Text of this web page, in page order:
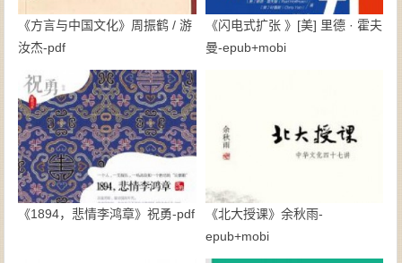
《方言与中国文化》周振鹤 / 游
汝杰-pdf
《闪电式扩张 》[美] 里德 · 霍夫
曼-epub+mobi
《1894，悲情李鸿章》祝勇-pdf
《北大授课》余秋雨-
epub+mobi